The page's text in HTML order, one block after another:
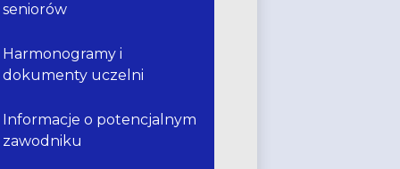
seniorów
Harmonogramy i
dokumenty uczelni
Informacje o potencjalnym
zawodniku